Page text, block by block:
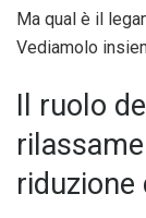
Ma qual è il
Vediamolo
Il ruolo
riduzione